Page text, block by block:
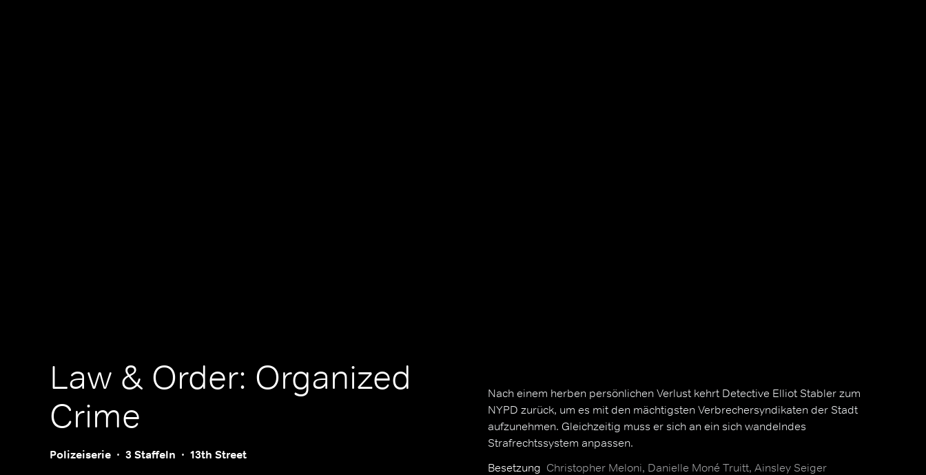
Law & Order: Organized
Crime
Polizeiserie 3 Staffeln 13th Street
Nach einem herben persönlichen Verlust kehrt Detective Elliot Stabler zum
NYPD zurück, um es mit den mächtigsten Verbrechersyndikaten der Stadt
aufzunehmen. Gleichzeitig muss er sich an ein sich wandelndes
Strafrechtssystem anpassen.
Besetzung Christopher Meloni, Danielle Moné Truitt, Ainsley Seiger